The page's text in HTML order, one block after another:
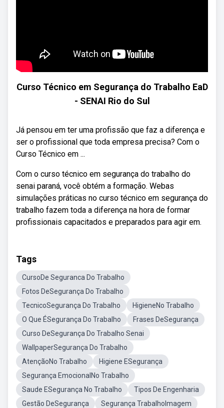
Curso Técnico em Segurança do Trabalho EaD
- SENAI Rio do Sul
Já pensou em ter uma profissão que faz a diferença e
ser o profissional que toda empresa precisa? Com o
Curso Técnico em ...
Com o curso técnico em segurança do trabalho do
senai paraná, você obtém a formação. Webas
simulações práticas no curso técnico em segurança do
trabalho fazem toda a diferença na hora de formar
profissionais capacitados e preparados para agir em.
Tags
CursoDe Seguranca Do Trabalho
Fotos DeSegurança Do Trabalho
TecnicoSegurança Do Trabalho
HigieneNo Trabalho
O Que ÉSegurança Do Trabalho
Frases DeSegurança
Curso DeSegurança Do Trabalho Senai
WallpaperSegurança Do Trabalho
AtençãoNo Trabalho
Higiene ESegurança
Segurança EmocionalNo Trabalho
Saude ESegurança No Trabalho
Tipos De Engenharia
Gestão DeSegurança
Segurança TrabalhoImagem